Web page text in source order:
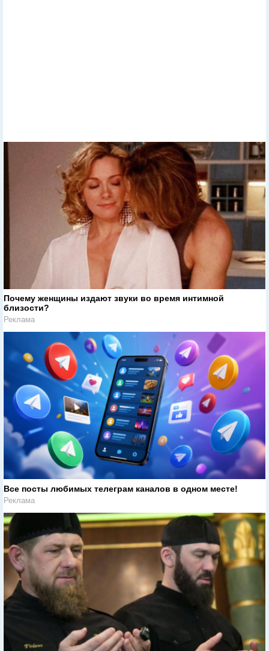
Почему женщины издают звуки во время интимной
близости?
Реклама
Все посты любимых телеграм каналов в одном месте!
Реклама